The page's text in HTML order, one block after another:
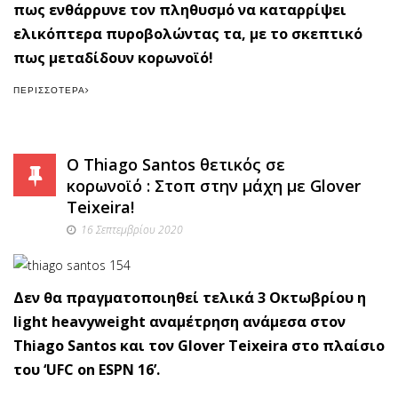
πως ενθάρρυνε τον πληθυσμό να καταρρίψει
ελικόπτερα πυροβολώντας τα, με το σκεπτικό
πως μεταδίδουν κορωνοϊό!
ΠΕΡΙΣΣΌΤΕΡΑ
Ο Thiago Santos θετικός σε
κορωνοϊό : Στοπ στην μάχη με Glover
Teixeira!
16 Σεπτεμβρίου 2020
Δεν θα πραγματοποιηθεί τελικά 3 Οκτωβρίου η
light heavyweight αναμέτρηση ανάμεσα στον
Thiago Santos και τον Glover Teixeira στο πλαίσιο
του ‘UFC on ESPN 16’.